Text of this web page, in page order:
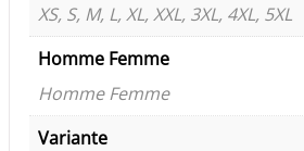
XS, S, M, L, XL, XXL, 3XL, 4XL, 5XL
Homme Femme
Homme Femme
Variante